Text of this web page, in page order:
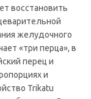
восстановить
желудочного
«три перца», в
перец и
и
Trikatu